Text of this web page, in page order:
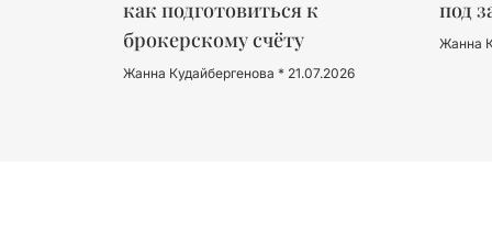
как подготовиться к
брокерскому счёту
Жанна Кудайбергенова 21.07.2026
под
Жанна